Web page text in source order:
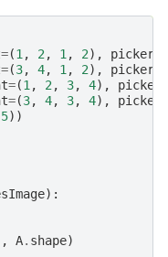
=(1 , 2 , 1 , 2), picker
=(3, 4, 1 , 2), picker
=(1 , 2 , 3, 4), picker
=(3, 4, 3, 4), picker
5))
):
, A. shape)